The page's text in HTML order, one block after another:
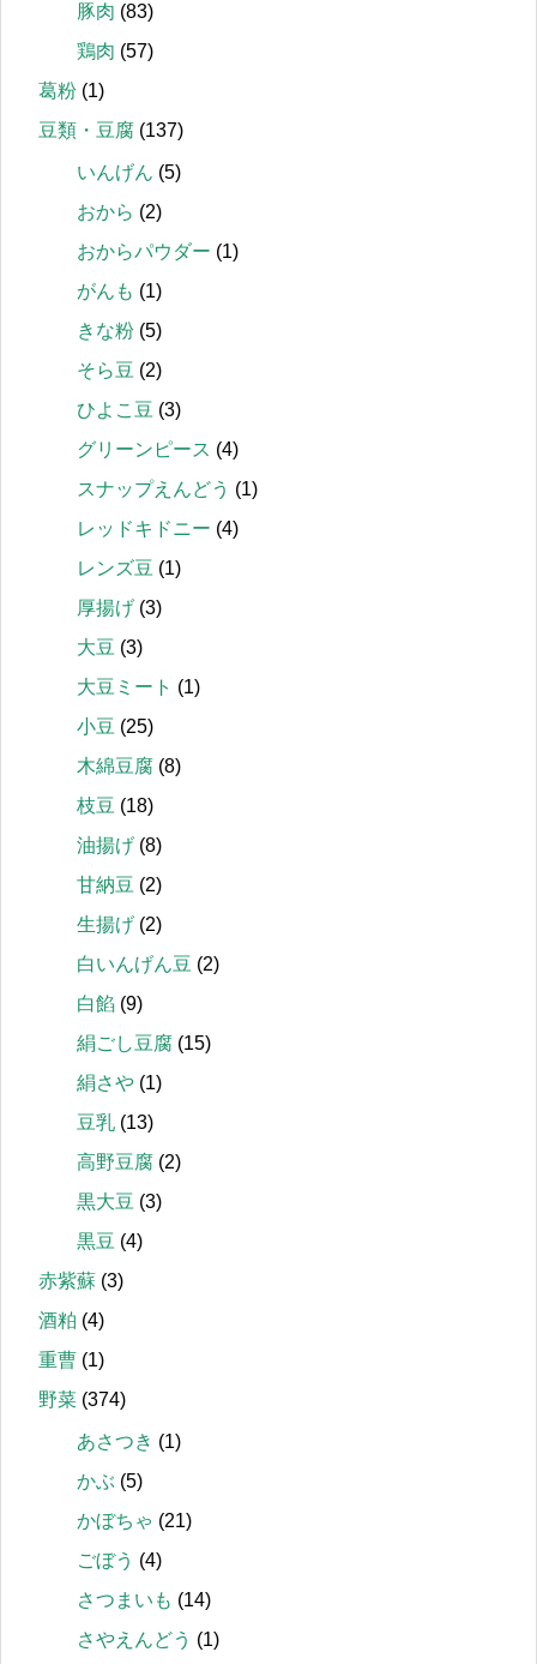
豚肉 (83)
鶏肉 (57)
葛粉 (1)
豆類・豆腐 (137)
いんげん (5)
おから (2)
おからパウダー (1)
がんも (1)
きな粉 (5)
そら豆 (2)
ひよこ豆 (3)
グリーンピース (4)
スナップえんどう (1)
レッドキドニー (4)
レンズ豆 (1)
厚揚げ (3)
大豆 (3)
大豆ミート (1)
小豆 (25)
木綿豆腐 (8)
枝豆 (18)
油揚げ (8)
甘納豆 (2)
生揚げ (2)
白いんげん豆 (2)
白餡 (9)
絹ごし豆腐 (15)
絹さや (1)
豆乳 (13)
高野豆腐 (2)
黒大豆 (3)
黒豆 (4)
赤紫蘇 (3)
酒粕 (4)
重曹 (1)
野菜 (374)
あさつき (1)
かぶ (5)
かぼちゃ (21)
ごぼう (4)
さつまいも (14)
さやえんどう (1)